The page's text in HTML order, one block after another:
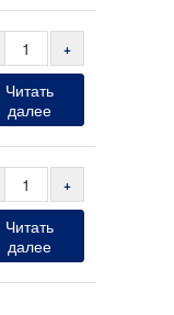
+
Читать
далее
+
Читать
далее